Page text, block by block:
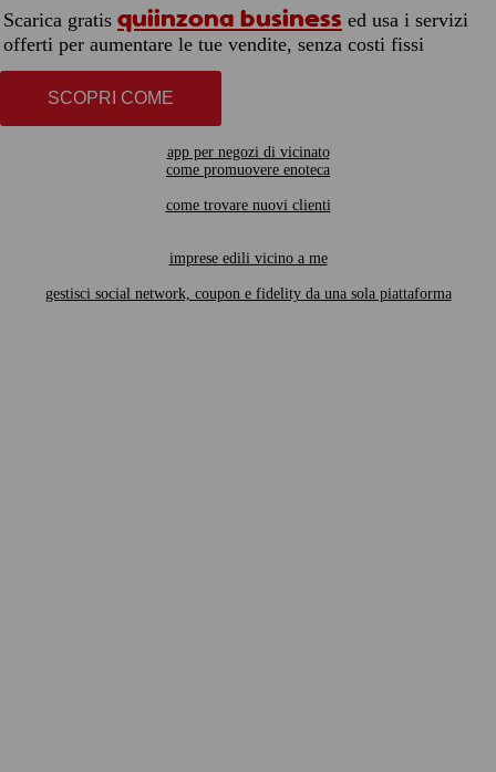
Scarica gratis quiinzona business ed usa i servizi
offerti per aumentare le tue vendite, senza costi fissi
SCOPRI COME
app per negozi di vicinato
come promuovere enoteca
come trovare nuovi clienti
imprese edili vicino a me
gestisci social network, coupon e fidelity da una sola piattaforma